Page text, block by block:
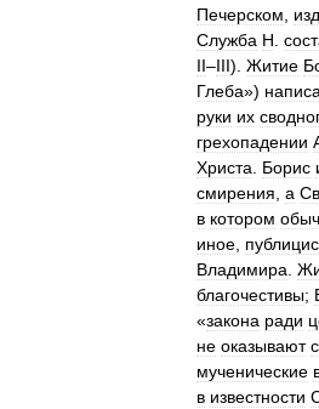
Печерском
Служба Н
II–III). Житие
Глеба»)
руки их
грехопадении
Христа
Борис
смирения а
в котором
иное
Владимира
благочестивы;
«закона ради
не оказывают
мученические
в известности